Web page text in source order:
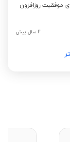
موفقیت روزافزون
2 سال پیش